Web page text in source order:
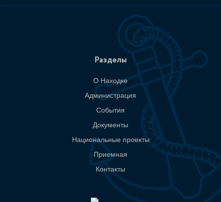
Разделы
О Находке
Администрация
События
Документы
Национальные проекты
Приемная
Контакты